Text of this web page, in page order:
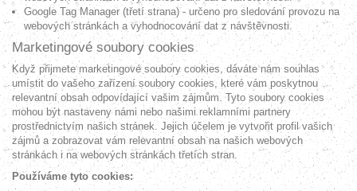
Google Tag Manager (třetí strana) - určeno pro sledování provozu na
webových stránkách a vyhodnocování dat z návštěvnosti.
Marketingové soubory cookies
Když přijmete marketingové soubory cookies, dáváte nám souhlas
umístit do vašeho zařízení soubory cookies, které vám poskytnou
relevantní obsah odpovídající vašim zájmům. Tyto soubory cookies
mohou být nastaveny námi nebo našimi reklamními partnery
prostřednictvím našich stránek. Jejich účelem je vytvořit profil vašich
zájmů a zobrazovat vám relevantní obsah na našich webových
stránkách i na webových stránkách třetích stran.
Používáme tyto cookies: